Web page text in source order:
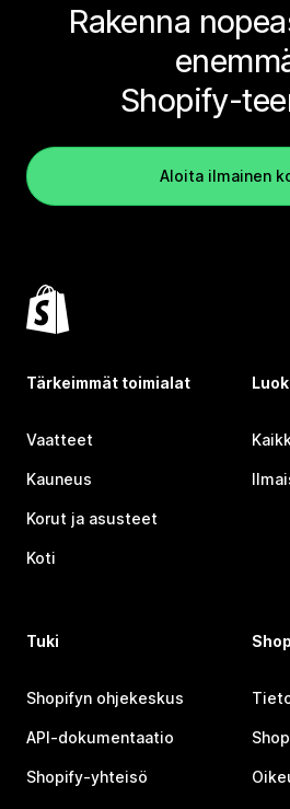
Rakenna
Shopify-
Aloita ilmainen
Tärkeimmät toimialat
Vaatteet
Kauneus
Korut ja asusteet
Koti
Tuki
Shopifyn ohjekeskus
API-dokumentaatio
Shopify-yhteisö